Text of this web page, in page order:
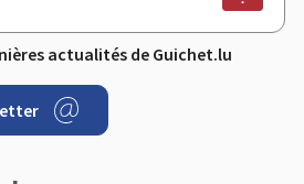
actualités de Guichet.lu